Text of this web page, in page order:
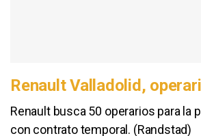
Renault Valladolid,
Renault busca 50 operarios para la
con contrato temporal. (Randstad)